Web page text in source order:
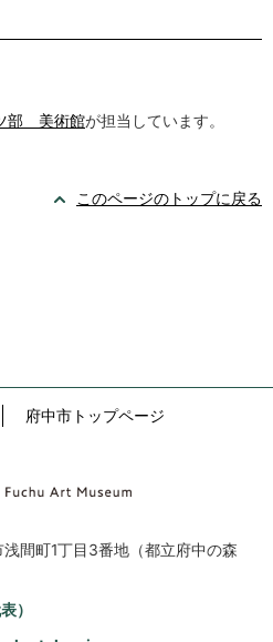
部 美術館が担当しています。
このページのトップに戻る
府中市トップページ
間町1丁目3番地（都立府中の森
）